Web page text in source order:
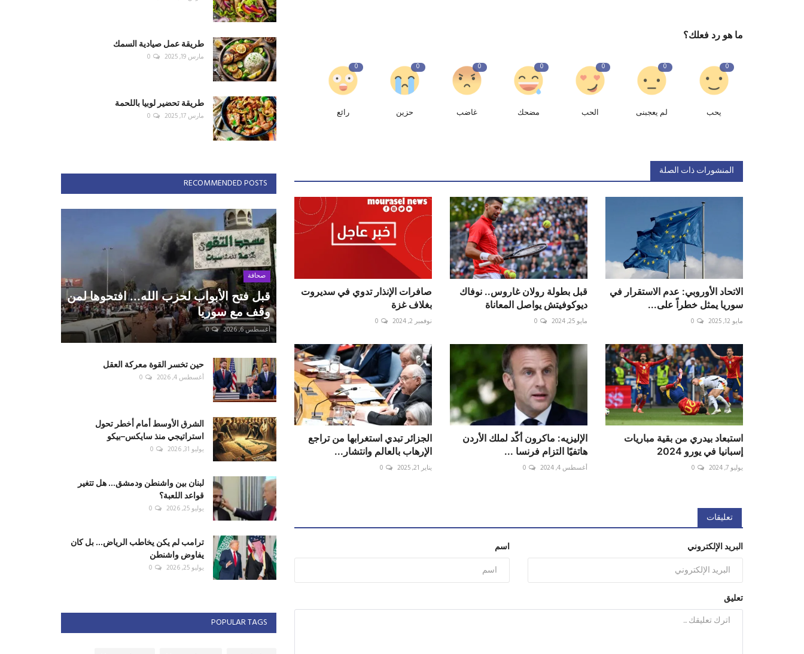
ما هو رد فعلك؟
0
يحب
0
لم يعجبنى
0
الحب
0
مضحك
0
غاضب
0
حزين
0
رائع
المنشورات ذات الصلة
الاتحاد الأوروبي: عدم الاستقرار في
سوريا يمثل خطراً على...
مايو 12, 2025 0
قبل بطولة رولان غاروس.. نوفاك
ديوكوفيتش يواصل المعاناة
مايو 25, 2024 0
صافرات الإنذار تدوي في سديروت
بغلاف غزة
نوفمبر 2, 2024 0
استبعاد بيدري من بقية مباريات
إسبانيا في يورو 2024
يوليو 7, 2024 0
الإليزيه: ماكرون أكّد لملك الأردن
هاتفيًا التزام فرنسا ...
أغسطس 4, 2024 0
الجزائر تبدي استغرابها من تراجع
الإرهاب بالعالم وانتشار...
يناير 21, 2025 0
تعليقات
اسم البريد الإلكتروني
تعليق
طريقة عمل صيادية السمك
مارس 19, 2025 0
طريقة تحضير لوبيا باللحمة
مارس 17, 2025 0
RECOMMENDED POSTS
صحافة
قبل فتح الأبواب لحزب الله... افتحوها لمن
وقف مع سوريا
أغسطس 6, 2026 0
حين تخسر القوة معركة العقل
أغسطس 4, 2026 0
الشرق الأوسط أمام أخطر تحول
استراتيجي منذ سايكس–بيكو
يوليو 31, 2026 0
لبنان بين واشنطن ودمشق... هل تتغير
قواعد اللعبة؟
يوليو 25, 2026 0
ترامب لم يكن يخاطب الرياض... بل كان
يفاوض واشنطن
يوليو 25, 2026 0
POPULAR TAGS